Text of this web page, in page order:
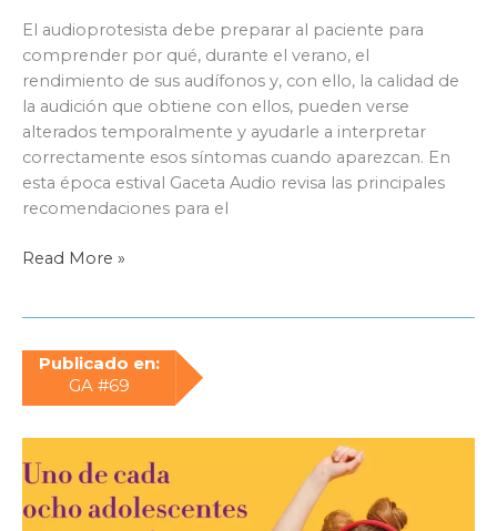
El audioprotesista debe preparar al paciente para
comprender por qué, durante el verano, el
rendimiento de sus audífonos y, con ello, la calidad de
la audición que obtiene con ellos, pueden verse
alterados temporalmente y ayudarle a interpretar
correctamente esos síntomas cuando aparezcan. En
esta época estival Gaceta Audio revisa las principales
recomendaciones para el
Informar
forma
del
tratamiento
Read More »
Publicado en:
GA #69